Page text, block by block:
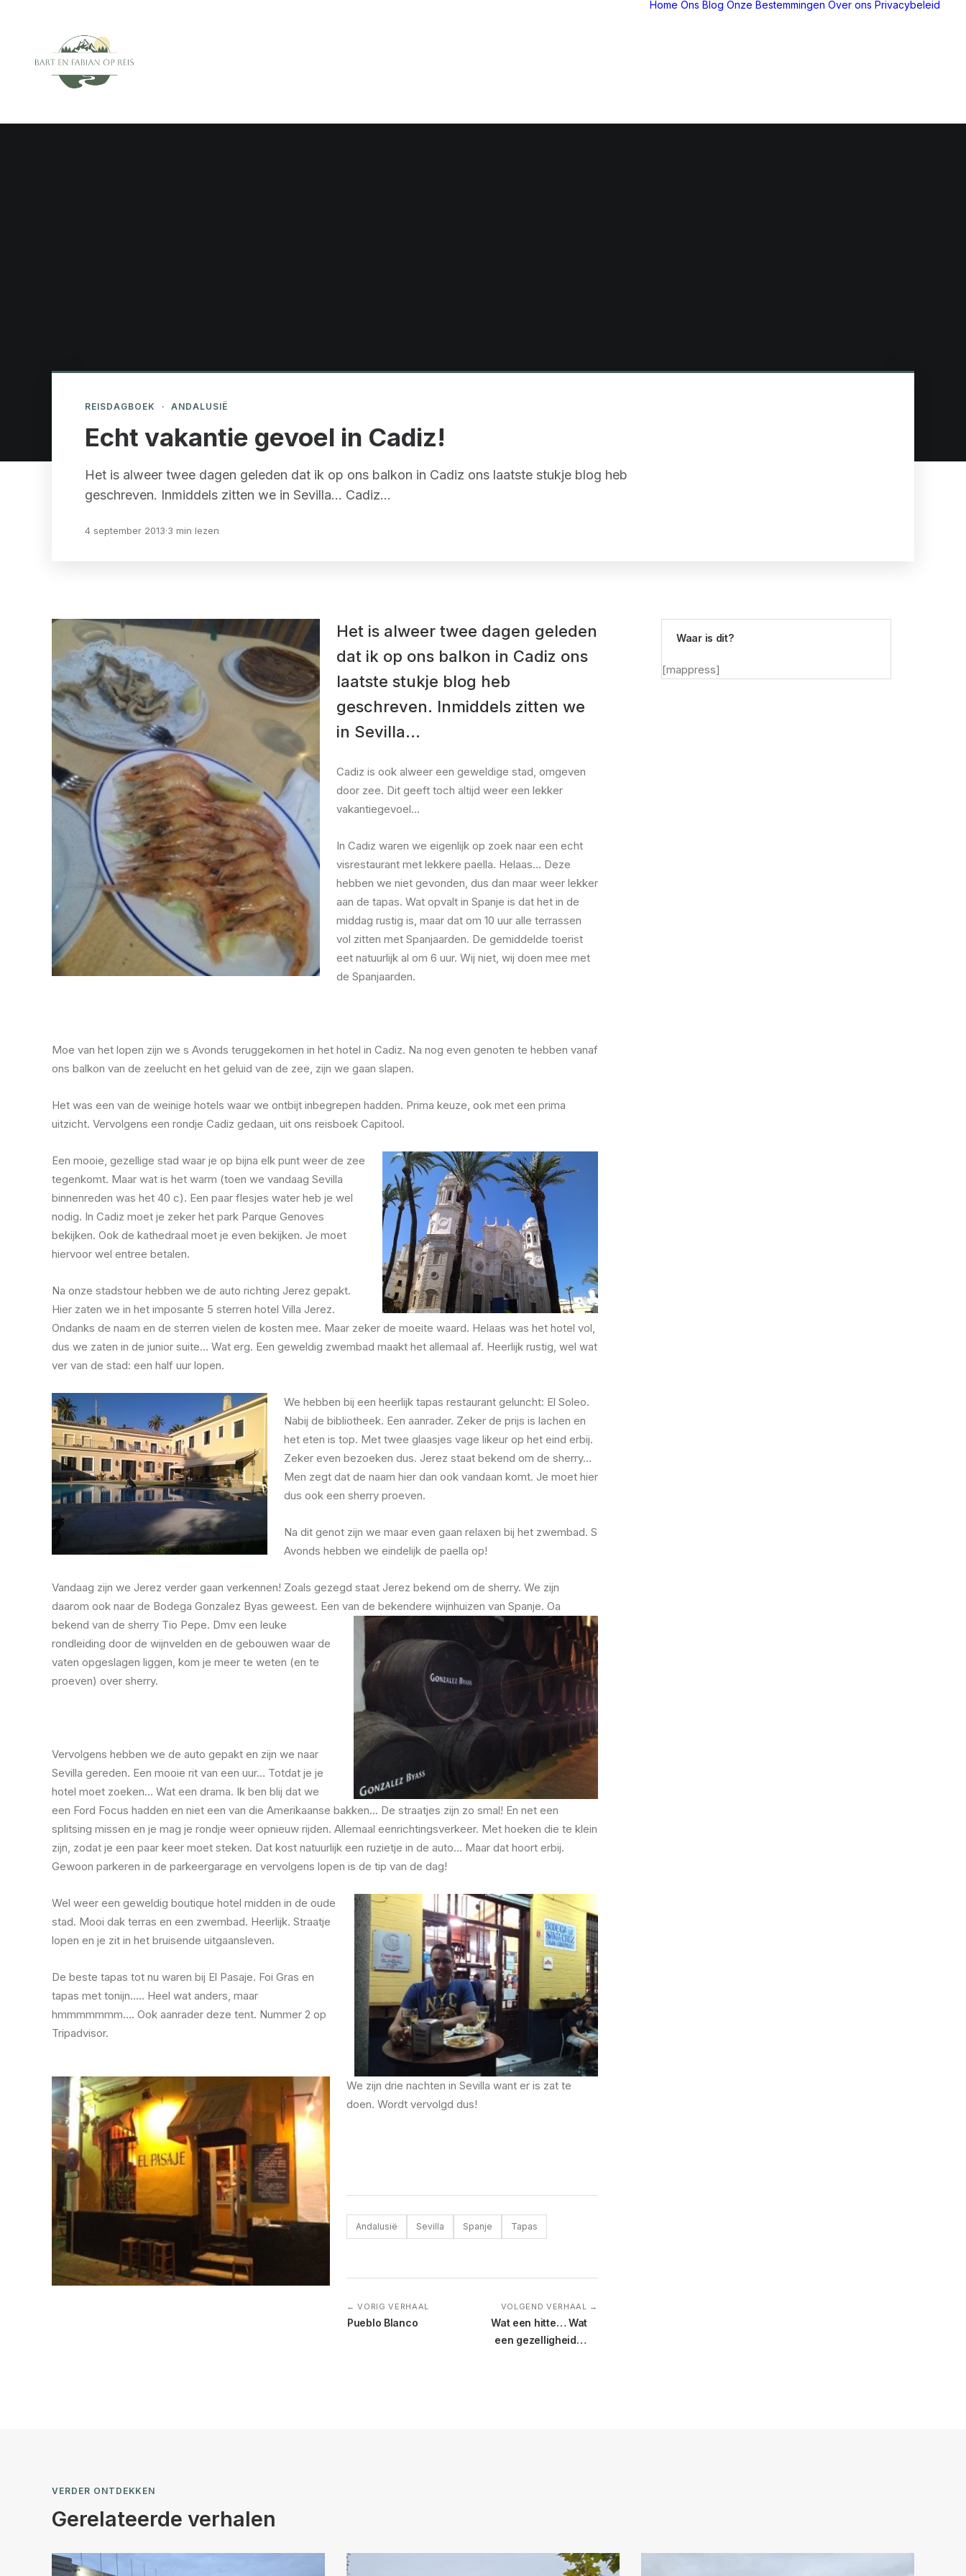
Home Ons Blog Onze Bestemmingen Over ons Privacybeleid
REISDAGBOEK · ANDALUSIË
Echt vakantie gevoel in Cadiz!
Het is alweer twee dagen geleden dat ik op ons balkon in Cadiz ons laatste stukje blog heb
geschreven. Inmiddels zitten we in Sevilla... Cadiz…
4 september 2013·3 min lezen
Het is alweer twee dagen geleden
dat ik op ons balkon in Cadiz ons
laatste stukje blog heb
geschreven. Inmiddels zitten we
in Sevilla…
Cadiz is ook alweer een geweldige stad, omgeven
door zee. Dit geeft toch altijd weer een lekker
vakantiegevoel…
In Cadiz waren we eigenlijk op zoek naar een echt
visrestaurant met lekkere paella. Helaas… Deze
hebben we niet gevonden, dus dan maar weer lekker
aan de tapas. Wat opvalt in Spanje is dat het in de
middag rustig is, maar dat om 10 uur alle terrassen
vol zitten met Spanjaarden. De gemiddelde toerist
eet natuurlijk al om 6 uur. Wij niet, wij doen mee met
de Spanjaarden.
Moe van het lopen zijn we s Avonds teruggekomen in het hotel in Cadiz. Na nog even genoten te hebben vanaf
ons balkon van de zeelucht en het geluid van de zee, zijn we gaan slapen.
Het was een van de weinige hotels waar we ontbijt inbegrepen hadden. Prima keuze, ook met een prima
uitzicht. Vervolgens een rondje Cadiz gedaan, uit ons reisboek Capitool.
Een mooie, gezellige stad waar je op bijna elk punt weer de zee
tegenkomt. Maar wat is het warm (toen we vandaag Sevilla
binnenreden was het 40 c). Een paar flesjes water heb je wel
nodig. In Cadiz moet je zeker het park Parque Genoves
bekijken. Ook de kathedraal moet je even bekijken. Je moet
hiervoor wel entree betalen.
Na onze stadstour hebben we de auto richting Jerez gepakt.
Hier zaten we in het imposante 5 sterren hotel Villa Jerez.
Ondanks de naam en de sterren vielen de kosten mee. Maar zeker de moeite waard. Helaas was het hotel vol,
dus we zaten in de junior suite… Wat erg. Een geweldig zwembad maakt het allemaal af. Heerlijk rustig, wel wat
ver van de stad: een half uur lopen.
We hebben bij een heerlijk tapas restaurant geluncht: El Soleo.
Nabij de bibliotheek. Een aanrader. Zeker de prijs is lachen en
het eten is top. Met twee glaasjes vage likeur op het eind erbij.
Zeker even bezoeken dus. Jerez staat bekend om de sherry…
Men zegt dat de naam hier dan ook vandaan komt. Je moet hier
dus ook een sherry proeven.
Na dit genot zijn we maar even gaan relaxen bij het zwembad. S
Avonds hebben we eindelijk de paella op!
Vandaag zijn we Jerez verder gaan verkennen! Zoals gezegd staat Jerez bekend om de sherry. We zijn
daarom ook naar de Bodega Gonzalez Byas geweest. Een van de bekendere wijnhuizen van Spanje. Oa
bekend van de sherry Tio Pepe. Dmv een leuke
rondleiding door de wijnvelden en de gebouwen waar de
vaten opgeslagen liggen, kom je meer te weten (en te
proeven) over sherry.
Vervolgens hebben we de auto gepakt en zijn we naar
Sevilla gereden. Een mooie rit van een uur… Totdat je je
hotel moet zoeken… Wat een drama. Ik ben blij dat we
een Ford Focus hadden en niet een van die Amerikaanse bakken… De straatjes zijn zo smal! En net een
splitsing missen en je mag je rondje weer opnieuw rijden. Allemaal eenrichtingsverkeer. Met hoeken die te klein
zijn, zodat je een paar keer moet steken. Dat kost natuurlijk een ruzietje in de auto… Maar dat hoort erbij.
Gewoon parkeren in de parkeergarage en vervolgens lopen is de tip van de dag!
Wel weer een geweldig boutique hotel midden in de oude
stad. Mooi dak terras en een zwembad. Heerlijk. Straatje
lopen en je zit in het bruisende uitgaansleven.
De beste tapas tot nu waren bij El Pasaje. Foi Gras en
tapas met tonijn….. Heel wat anders, maar
hmmmmmmm…. Ook aanrader deze tent. Nummer 2 op
Tripadvisor.
We zijn drie nachten in Sevilla want er is zat te
doen. Wordt vervolgd dus!
Andalusië Sevilla Spanje Tapas
← VORIG VERHAAL
Pueblo Blanco
VOLGEND VERHAAL →
Wat een hitte… Wat
een gezelligheid…
Waar is dit?
[mappress]
VERDER ONTDEKKEN
Gerelateerde verhalen